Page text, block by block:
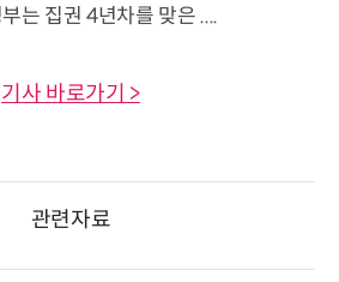
는 집권 4년차를 맞은 ....
기사 바로가기 >
관련자료